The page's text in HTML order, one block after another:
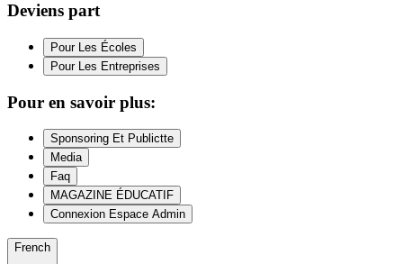
Deviens part
Pour Les Écoles
Pour Les Entreprises
Pour en savoir plus:
Sponsoring Et Publictte
Media
Faq
MAGAZINE ÉDUCATIF
Connexion Espace Admin
French